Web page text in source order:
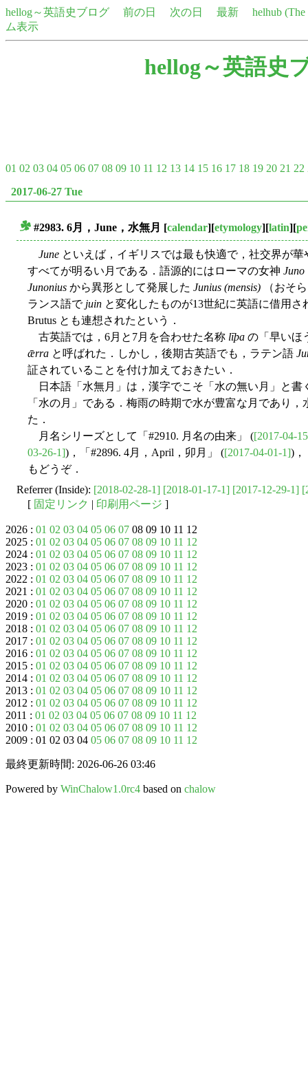
hellog～英語史ブログ 前の日 次の日 最新
helhub
ム表示
hellog～英語史
01 02 03 04 05 06 07 08 09 10 11 12 13 14 15 16 17 18 19 20 21 22
2017-06-27 Tue
#2983. 6月，June，水無月 [calendar][etymology][latin][
June といえば，イギリスでは最も快適で，社交界が
すべてが明るい月である．語源的にはローマの女神 Juno
Junonius から異形として発展した Junius (mensis) （おそ
ランス語で juin と変化したものが13世紀に英語に借用さ
Brutus とも連想されたという．
古英語では，6月と7月を合わせた名称 līþa の「早いほ
ǣrra と呼ばれた．しかし，後期古英語でも，ラテン語
証されていることを付け加えておきたい．
日本語「水無月」は，漢字でこそ「水の無い月」と書
「水の月」である．梅雨の時期で水が豊富な月であり
た．
月名シリーズとして「#2910. 月名の由来」 ([2017-04-
03-26-1])，「#2896. 4月，April，卯月」 ([2017-04-01-1])，
もどうぞ．
Referrer (Inside): [2018-02-28-1] [2018-01-17-1] [2017-12-29-1]
[ 固定リンク | 印刷用ページ ]
2026 : 01 02 03 04 05 06 07 08 09 10 11 12
2025 : 01 02 03 04 05 06 07 08 09 10 11 12
2024 : 01 02 03 04 05 06 07 08 09 10 11 12
2023 : 01 02 03 04 05 06 07 08 09 10 11 12
2022 : 01 02 03 04 05 06 07 08 09 10 11 12
2021 : 01 02 03 04 05 06 07 08 09 10 11 12
2020 : 01 02 03 04 05 06 07 08 09 10 11 12
2019 : 01 02 03 04 05 06 07 08 09 10 11 12
2018 : 01 02 03 04 05 06 07 08 09 10 11 12
2017 : 01 02 03 04 05 06 07 08 09 10 11 12
2016 : 01 02 03 04 05 06 07 08 09 10 11 12
2015 : 01 02 03 04 05 06 07 08 09 10 11 12
2014 : 01 02 03 04 05 06 07 08 09 10 11 12
2013 : 01 02 03 04 05 06 07 08 09 10 11 12
2012 : 01 02 03 04 05 06 07 08 09 10 11 12
2011 : 01 02 03 04 05 06 07 08 09 10 11 12
2010 : 01 02 03 04 05 06 07 08 09 10 11 12
2009 : 01 02 03 04 05 06 07 08 09 10 11 12
最終更新時間: 2026-06-26 03:46
Powered by WinChalow1.0rc4 based on chalow